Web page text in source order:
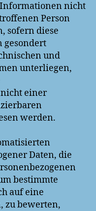
nicht
Person
sofern diese
gesondert
und
unterliegen,
einer
werden.
Daten, die
bestimmte
auf eine
zu bewerten,